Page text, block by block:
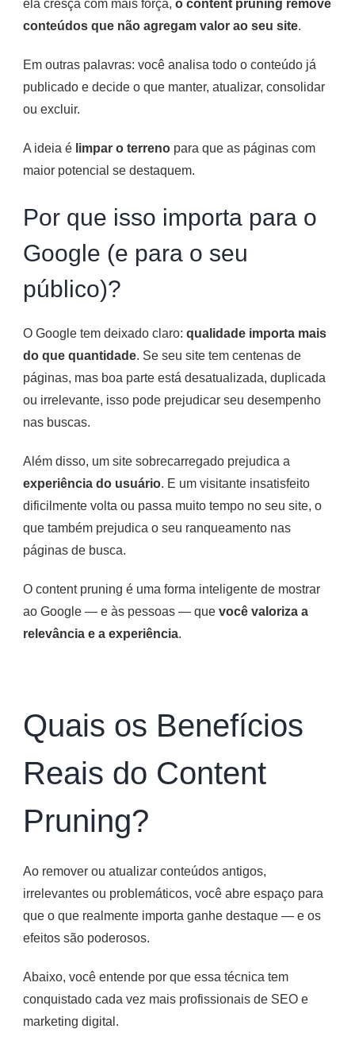
ela cresça com mais força, o content pruning remove
conteúdos que não agregam valor ao seu site.
Em outras palavras: você analisa todo o conteúdo já
publicado e decide o que manter, atualizar, consolidar
ou excluir.
A ideia é limpar o terreno para que as páginas com
maior potencial se destaquem.
Por que isso importa para o
Google (e para o seu
público)?
O Google tem deixado claro: qualidade importa mais
do que quantidade. Se seu site tem centenas de
páginas, mas boa parte está desatualizada, duplicada
ou irrelevante, isso pode prejudicar seu desempenho
nas buscas.
Além disso, um site sobrecarregado prejudica a
experiência do usuário. E um visitante insatisfeito
dificilmente volta ou passa muito tempo no seu site, o
que também prejudica o seu ranqueamento nas
páginas de busca.
O content pruning é uma forma inteligente de mostrar
ao Google — e às pessoas — que você valoriza a
relevância e a experiência.
Quais os Benefícios
Reais do Content
Pruning?
Ao remover ou atualizar conteúdos antigos,
irrelevantes ou problemáticos, você abre espaço para
que o que realmente importa ganhe destaque — e os
efeitos são poderosos.
Abaixo, você entende por que essa técnica tem
conquistado cada vez mais profissionais de SEO e
marketing digital.